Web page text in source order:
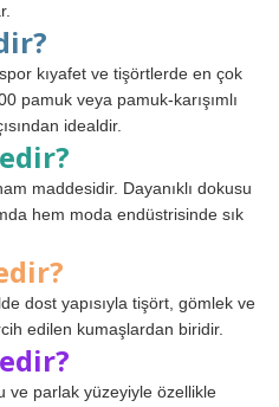
kıyafet ve tişörtlerde en çok
pamuk veya pamuk-karışımlı
idealdir.
maddesidir. Dayanıklı dokusu
hem moda endüstrisinde sık
dost yapısıyla tişört, gömlek ve
edilen kumaşlardan biridir.
ve parlak yüzeyiyle özellikle